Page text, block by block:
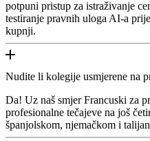
potpuni pristup za istraživanje
testiranje pravnih uloga AI-a
kupnji.
Nudite li kolegije usmjerene na
Da! Uz naš smjer Francuski za
profesionalne tečajeve na još
španjolskom, njemačkom i